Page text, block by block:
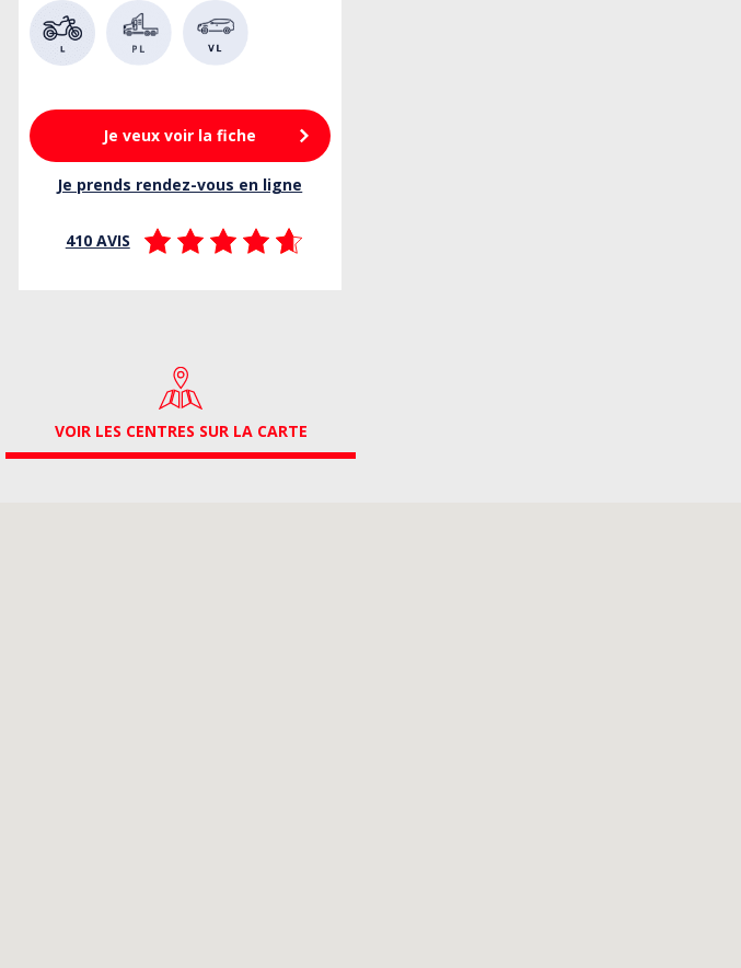
Je veux voir la fiche
Je prends rendez-vous en ligne
410 AVIS
VOIR LES CENTRES SUR LA CARTE